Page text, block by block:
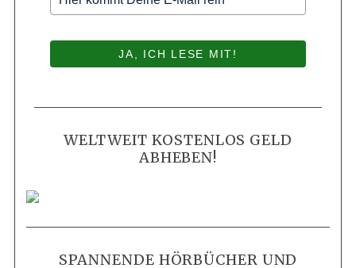
JA, ICH LESE MIT!
WELTWEIT KOSTENLOS GELD
ABHEBEN!
SPANNENDE HÖRBÜCHER UND